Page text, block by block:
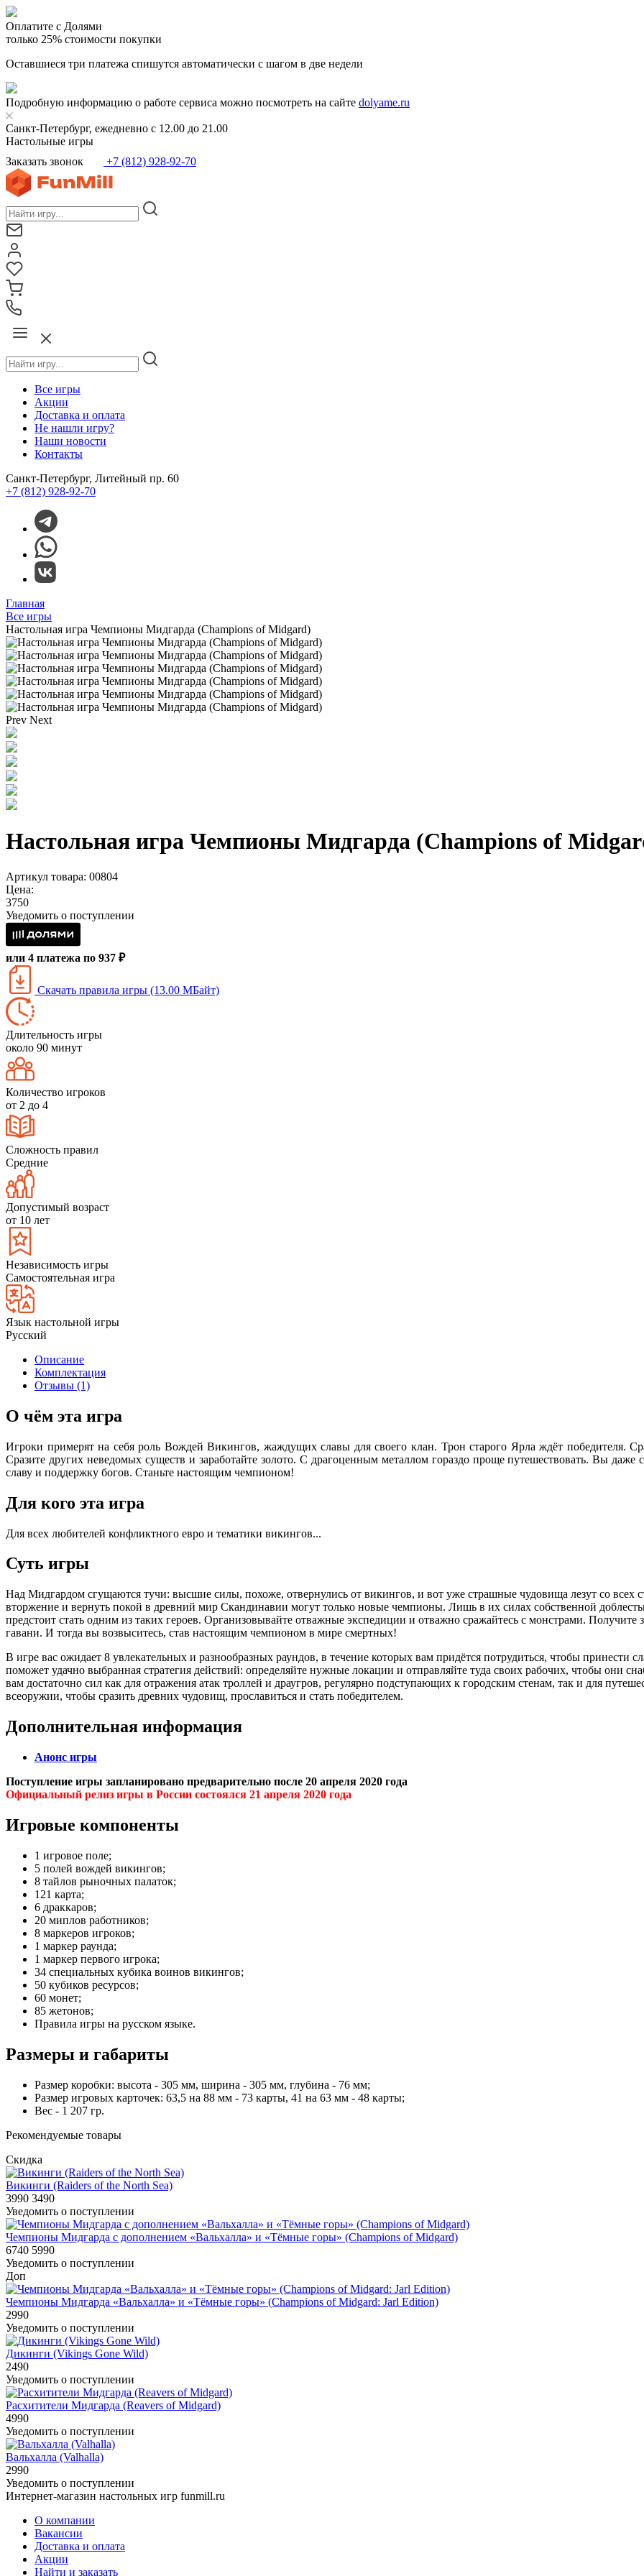
Оплатите с Долями
только 25% стоимости покупки
Оставшиеся три платежа спишутся автоматически с шагом в две недели
Подробную информацию о работе сервиса можно посмотреть на сайте dolyame.ru
Санкт-Петербург, ежедневно с 12.00 до 21.00
Настольные игры
Заказать звонок
+7 (812) 928-92-70
Все игры
Акции
Доставка и оплата
Не нашли игру?
Наши новости
Контакты
Санкт-Петербург, Литейный пр. 60
+7 (812) 928-92-70
Главная
Все игры
Настольная игра Чемпионы Мидгарда (Champions of Midgard)
Prev Next
Настольная игра Чемпионы Мидгарда (Champions of
Артикул товара: 00804
Цена:
3750
Уведомить о поступлении
или 4 платежа по 937 ₽
Скачать правила игры (13.00 МБайт)
Длительность игры
около 90 минут
Количество игроков
от 2 до 4
Сложность правил
Средние
Допустимый возраст
от 10 лет
Независимость игры
Самостоятельная игра
Язык настольной игры
Русский
Описание
Комплектация
Отзывы (1)
О чём эта игра
Игроки примерят на себя роль Вождей Викингов, жаждущих славы для своего клан. Трон старого Ярла ждёт победителя.
Сразите других неведомых существ и заработайте золото. С драгоценным металлом гораздо проще путешествовать. Вы
славу и поддержку богов. Станьте настоящим чемпионом!
Для кого эта игра
Для всех любителей конфликтного евро и тематики викингов...
Суть игры
Над Мидгардом сгущаются тучи: высшие силы, похоже, отвернулись от викингов, и вот уже страшные чудовища лезут со всех
вторжение и вернуть покой в древний мир Скандинавии могут только новые чемпионы. Лишь в их силах собственной
предстоит стать одним из таких героев. Организовывайте отважные экспедиции и отважно сражайтесь с монстрами. Получите
гавани. И тогда вы возвыситесь, став настоящим чемпионом в мире смертных!
В игре вас ожидает 8 увлекательных и разнообразных раундов, в течение которых вам придётся потрудиться, чтобы принести
поможет удачно выбранная стратегия действий: определяйте нужные локации и отправляйте туда своих рабочих, чтобы они
вам достаточно сил как для отражения атак троллей и драугров, регулярно подступающих к городским стенам, так и для
всеоружии, чтобы сразить древних чудовищ, прославиться и стать победителем.
Дополнительная информация
Анонс игры
Поступление игры запланировано предварительно после 20 апреля 2020 года
Официальный релиз игры в России состоялся 21 апреля 2020 года
Игровые компоненты
1 игровое поле;
5 полей вождей викингов;
8 тайлов рыночных палаток;
121 карта;
6 драккаров;
20 миплов работников;
8 маркеров игроков;
1 маркер раунда;
1 маркер первого игрока;
34 специальных кубика воинов викингов;
50 кубиков ресурсов;
60 монет;
85 жетонов;
Правила игры на русском языке.
Размеры и габариты
Размер коробки: высота - 305 мм, ширина - 305 мм, глубина - 76 мм;
Размер игровых карточек: 63,5 на 88 мм - 73 карты, 41 на 63 мм - 48 карты;
Вес - 1 207 гр.
Рекомендуемые товары
Скидка
Викинги (Raiders of the North Sea)
3990 3490
Уведомить о поступлении
Чемпионы Мидгарда с дополнением «Вальхалла» и «Тёмные горы» (Champions of Midgard)
6740 5990
Уведомить о поступлении
Доп
Чемпионы Мидгарда «Вальхалла» и «Тёмные горы» (Champions of Midgard: Jarl Edition)
2990
Уведомить о поступлении
Дикинги (Vikings Gone Wild)
2490
Уведомить о поступлении
Расхитители Мидгарда (Reavers of Midgard)
4990
Уведомить о поступлении
Вальхалла (Valhalla)
2990
Уведомить о поступлении
Интернет-магазин настольных игр funmill.ru
О компании
Вакансии
Доставка и оплата
Акции
Найти и заказать